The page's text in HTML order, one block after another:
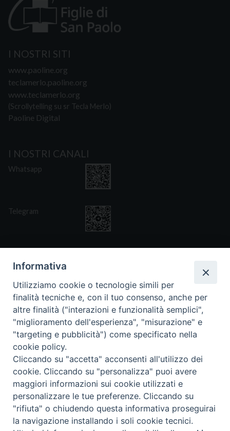
I NOSTRI SITI
www.paoline.org
teclamerlo.paoline.org
www.teclamerlo.org
(Scrollytelling su sr Tecla Merlo)
Paoline Digital
I NOSTRI CANALI
Whatsapp
Telegram
CONTATTI
Via San Giovanni Eudes 25, Roma
fsp@paoline.org
- Privacy Policy
- Cookie Policy
- Aggiorna Preferenze Cookies
Copyright © 2025 Capitolo Generale FSP 2025
Informativa
Utilizziamo cookie o tecnologie simili per
finalità tecniche e, con il tuo consenso, anche per
altre finalità ("interazioni e funzionalità semplici",
"miglioramento dell'esperienza", "misurazione" e
"targeting e pubblicità") come specificato nella
cookie policy.
Cliccando su "accetta" acconsenti all'utilizzo dei
cookie. Cliccando su "personalizza" puoi avere
maggiori informazioni sui cookie utilizzati e
personalizzare le tue preferenze. Cliccando su
"rifiuta" o chiudendo questa informativa proseguirai
la navigazione installando i soli cookie tecnici.